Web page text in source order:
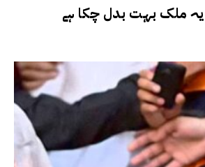
یہ ملک بہت بدل چکا ہے